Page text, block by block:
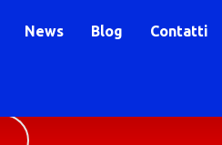
News Blog Contatti